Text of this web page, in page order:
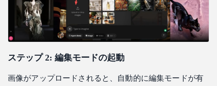
ステップ 2: 編集モードの起動
画像がアップロードされると、自動的に編集モードが有